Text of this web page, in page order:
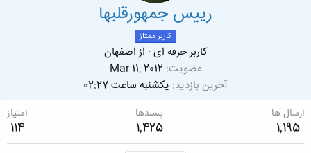
رییس جمهورقلبها
کاربر ممتاز
کاربر حرفه ای · ازاصفهان
عضویت Mar 11, 2012
آخرین بازدید یکشنبه ساعت 02:27
ارسال ها
1,195
پسندها
1,425
امتیاز
114